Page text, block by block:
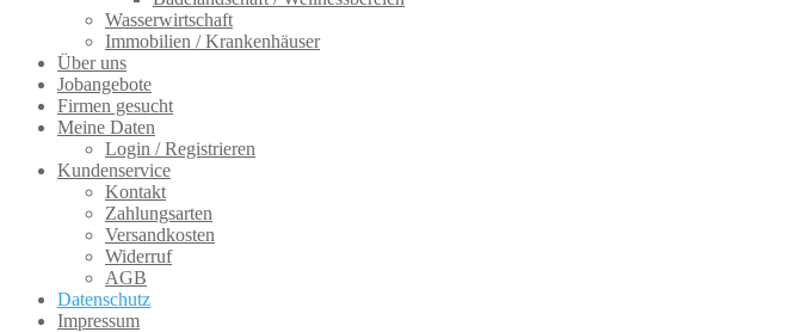
Wasserwirtschaft
Immobilien / Krankenhäuser
Über uns
Jobangebote
Firmen gesucht
Meine Daten
Login / Registrieren
Kundenservice
Kontakt
Zahlungsarten
Versandkosten
Widerruf
AGB
Datenschutz
Impressum